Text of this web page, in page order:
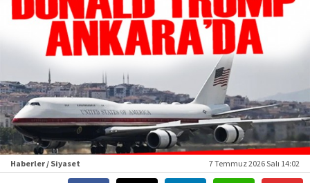
Haberler / Siyaset 7 Temmuz 2026 Salı 14:02